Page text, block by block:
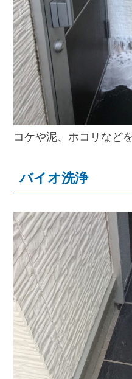
コケや泥、ホコリなど
バイオ洗浄